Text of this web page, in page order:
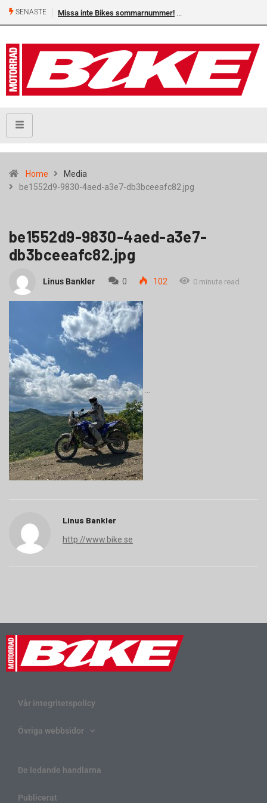
SENASTE Missa inte Bikes sommarnummer!
Home
Media
be1552d9-9830-4aed-a3e7-db3bceeafc82.jpg
be1552d9-9830-4aed-a3e7-
db3bceeafc82.jpg
Linus Bankler 0 102 0 minute read
Linus Bankler
http://www.bike.se
Vår integritetspolicy
Övriga webbsidor
De ledande handlarna
Publicerat